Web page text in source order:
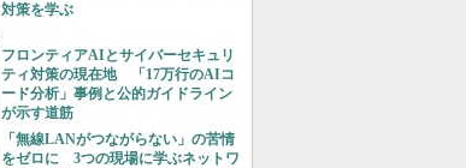
対策を学ぶ
フロンティアAIとサイバーセキュリ
ティ対策の現在地 「17万行のAIコ
ード分析」事例と公的ガイドライン
が示す道筋
「無線LANがつながらない」の苦情
をゼロに 3つの現場に学ぶネットワ